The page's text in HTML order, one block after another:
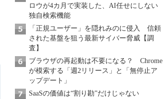
ロウが4カ月で実装した、AI任せにしない
独自検索機能
「正規ユーザー」を隠れみのに侵入 信頼
された基盤を狙う最新サイバー脅威【調
査】
ブラウザの再起動は不要になる？ Chrome
が模索する「週2リリース」と「無停止ア
ップデート」
SaaSの価値は“割り勘”だけじゃない